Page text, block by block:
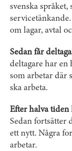
svenska
om lagar, avtal
Sedan får
deltagare har en
som arbetar där
ska arbeta.
Efter halva tiden
Sedan fortsätter
ett nytt. Några
arbetar.